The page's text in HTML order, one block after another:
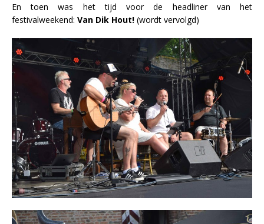
En toen was het tijd voor de headliner van het
festivalweekend: Van Dik Hout! (wordt vervolgd)